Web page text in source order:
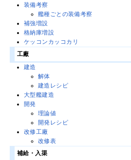
装備考察
艦種ごとの装備考察
補強増設
格納庫増設
ケッコンカッコカリ
工廠
建造
解体
建造レシピ
大型艦建造
開発
理論値
開発レシピ
改修工廠
改修表
補給・入渠